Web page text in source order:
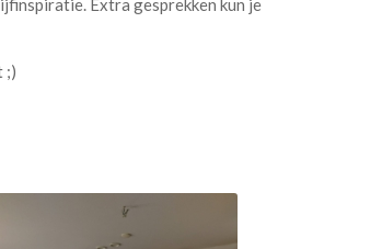
Extra gesprekken kun je
;)